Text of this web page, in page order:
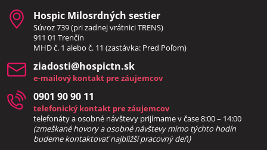
Hospic Milosrdných sestier
Súvoz 739 (pri zadnej vrátnici TRENS)
911 01 Trenčín
MHD č. 1 alebo č. 11 (zastávka: Pred Poľom)
ziadosti​@hospictn​.sk
e-mailový kontakt pre záujemcov
0901 90 90 11
telefonický kontakt pre záujemcov
telefonáty a osobné návštevy prijímame v čase 8:00 – 14:00
(zmeškané hovory a osobné návštevy mimo týchto hodín
budeme kontaktovať najbližší pracovný deň)